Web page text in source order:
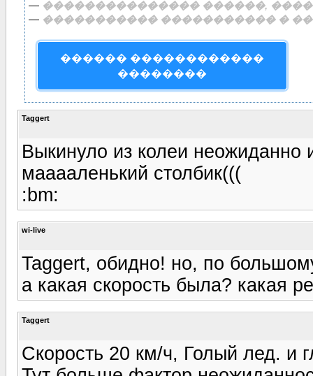
— ��������������� ������,
— ����������� ����������� �
������ ������������
��������
Taggert
Выкинуло из колеи неожиданно
мааааленький столбик(((
:bm:
wi-live
Taggert, обидно! но, по
а какая скорость была? какая
Taggert
Скорость 20 км/ч, Голый лед. и